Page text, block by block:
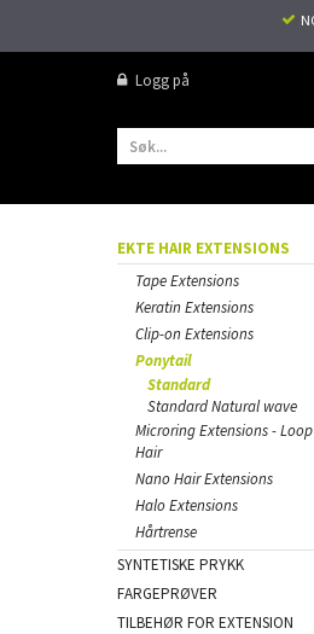
Logg på
EKTE HAIR EXTENSIONS
Tape Extensions
Keratin Extensions
Clip-on Extensions
Ponytail
Standard
Standard Natural wave
Microring Extensions - Loop
Hair
Nano Hair Extensions
Halo Extensions
Hårtrense
SYNTETISKE PRYKK
FARGEPRØVER
TILBEHØR FOR EXTENSION